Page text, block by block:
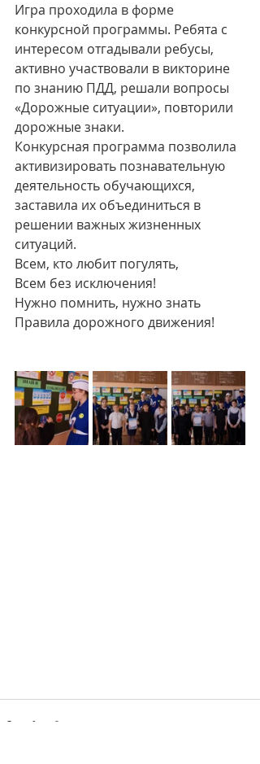
Игра проходила в форме
конкурсной программы. Ребята с
интересом отгадывали ребусы,
активно участвовали в викторине
по знанию ПДД, решали вопросы
«Дорожные ситуации», повторили
дорожные знаки.
Конкурсная программа позволила
активизировать познавательную
деятельность обучающихся,
заставила их объединиться в
решении важных жизненных
ситуаций.
Всем, кто любит погулять,
Всем без исключения!
Нужно помнить, нужно знать
Правила дорожного движения!